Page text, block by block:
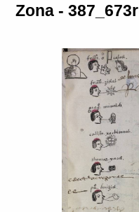
Zona - 387_673r